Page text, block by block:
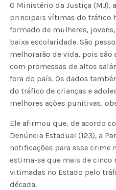
O Ministério da Justiça (MJ),
principais vítimas do tráfico
formado de mulheres,
baixa escolaridade. São
melhorarão de vida, pois
com promessas de altos
fora do país. Os dados
do tráfico de crianças e
melhores ações punitivas,
Ele afirmou que, de acordo
Denúncia Estadual (123), a
notificações para esse crime
estima-se que mais de cinco
vitimadas no Estado pelo
década.